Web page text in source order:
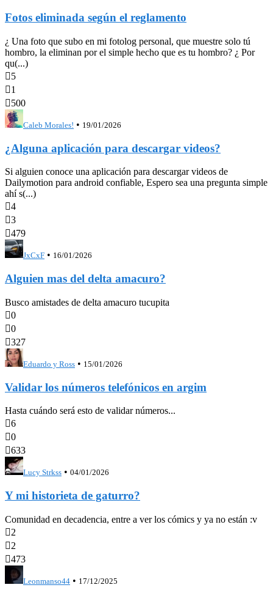
Fotos eliminada según el reglamento
¿ Una foto que subo en mi fotolog personal, que muestre solo tú
hombro, la eliminan por el simple hecho que es tu hombro? ¿ Por
qu(...)
5
1
500
Caleb Morales! • 19/01/2026
¿Alguna aplicación para descargar videos?
Si alguien conoce una aplicación para descargar videos de
Dailymotion para android confiable, Espero sea una pregunta simple
ahí s(...)
4
3
479
JxCxF • 16/01/2026
Alguien mas del delta amacuro?
Busco amistades de delta amacuro tucupita
0
0
327
Eduardo y Ross • 15/01/2026
Validar los números telefónicos en argim
Hasta cuándo será esto de validar números...
6
0
633
Lucy Strkss • 04/01/2026
Y mi historieta de gaturro?
Comunidad en decadencia, entre a ver los cómics y ya no están :v
2
2
473
Leonmanso44 • 17/12/2025